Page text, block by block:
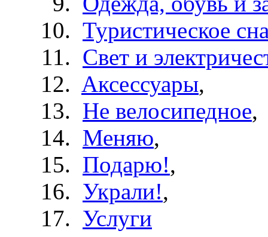
Туристическое
Свет и
Aксессуары,
Не велосипедное,
Меняю,
Подарю!,
Украли!,
Услуги